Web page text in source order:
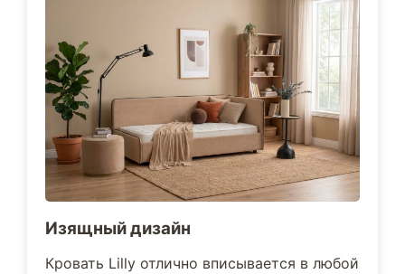
Изящный дизайн
Кровать Lilly отлично вписывается в любой